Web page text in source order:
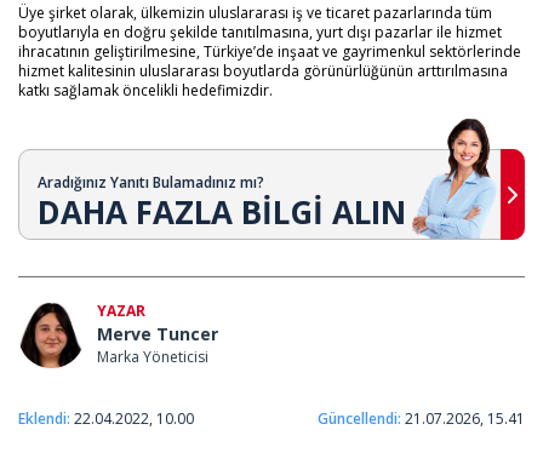
Üye şirket olarak, ülkemizin uluslararası iş ve ticaret pazarlarında tüm
boyutlarıyla en doğru şekilde tanıtılmasına, yurt dışı pazarlar ile hizmet
ihracatının geliştirilmesine, Türkiye’de inşaat ve gayrimenkul sektörlerinde
hizmet kalitesinin uluslararası boyutlarda görünürlüğünün arttırılmasına
katkı sağlamak öncelikli hedefimizdir.
Aradığınız Yanıtı Bulamadınız mı?
DAHA FAZLA BİLGİ ALIN
YAZAR
Merve Tuncer
Marka Yöneticisi
Eklendi: 22.04.2022, 10.00 Güncellendi: 21.07.2026, 15.41